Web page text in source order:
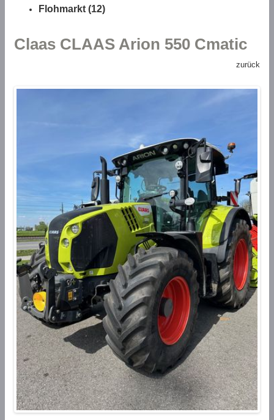
Flohmarkt (12)
Claas CLAAS Arion 550 Cmatic
zurück